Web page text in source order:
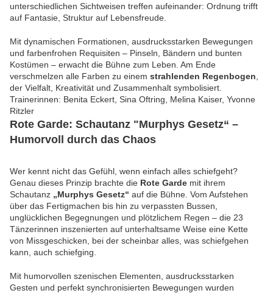
unterschiedlichen Sichtweisen treffen aufeinander: Ordnung trifft
auf Fantasie, Struktur auf Lebensfreude.
Mit dynamischen Formationen, ausdrucksstarken Bewegungen
und farbenfrohen Requisiten – Pinseln, Bändern und bunten
Kostümen – erwacht die Bühne zum Leben. Am Ende
verschmelzen alle Farben zu einem strahlenden Regenbogen
der Vielfalt, Kreativität und Zusammenhalt symbolisiert.
Trainerinnen: Benita Eckert, Sina Oftring, Melina Kaiser, Yvonne
Ritzler
Rote Garde: Schautanz "Murphys Gesetz“ –
Humorvoll durch das Chaos
Wer kennt nicht das Gefühl, wenn einfach alles schiefgeht?
Genau dieses Prinzip brachte die Rote Garde mit ihrem
Schautanz „Murphys Gesetz“ auf die Bühne. Vom Aufstehen
über das Fertigmachen bis hin zu verpassten Bussen,
unglücklichen Begegnungen und plötzlichem Regen – die 23
Tänzerinnen inszenierten auf unterhaltsame Weise eine Kette
von Missgeschicken, bei der scheinbar alles, was schiefgehen
kann, auch schiefging.
Mit humorvollen szenischen Elementen, ausdrucksstarken
Gesten und perfekt synchronisierten Bewegungen wurden